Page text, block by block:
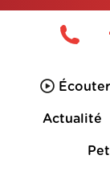
Actualité